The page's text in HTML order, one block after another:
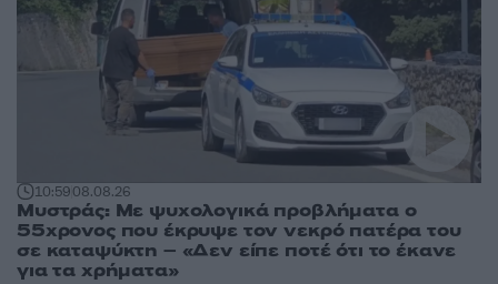
10:5908.08.26
Μυστράς: Με ψυχολογικά προβλήματα ο
55χρονος που έκρυψε τον νεκρό πατέρα του
σε καταψύκτη – «Δεν είπε ποτέ ότι το έκανε
για τα χρήματα»